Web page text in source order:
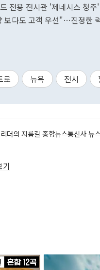
전용 전시관 '제네시스 청주
보다도 고객 우선"…진정한
로 뉴욕 전시
더의 지름길 종합뉴스통신사
기